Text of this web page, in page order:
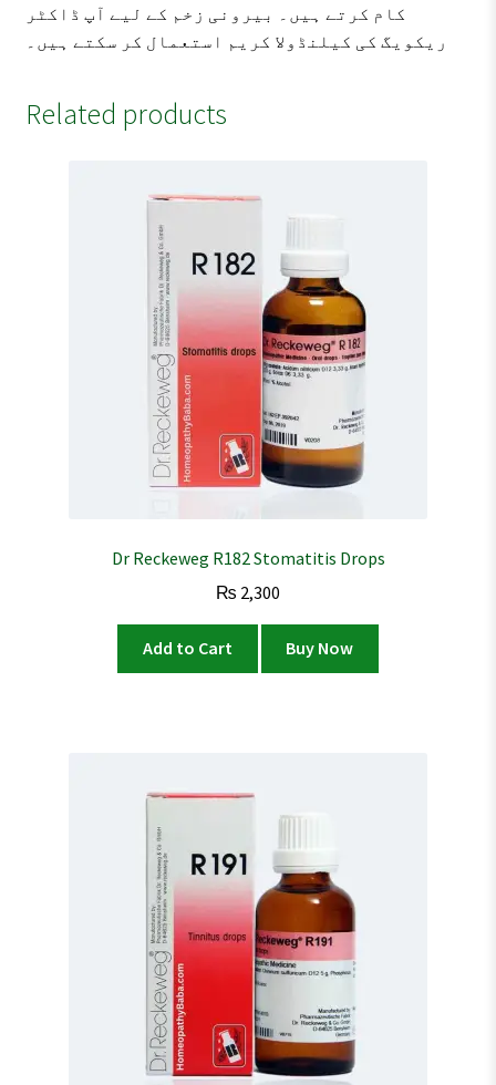
کام کرتے ہیں۔ بیرونی زخم کے لیے آپ ڈاکٹر
ریکویگ کی کیلنڈولا کریم استعمال کر سکتے ہیں۔
Related products
Dr Reckeweg R182 Stomatitis Drops
₨ 2,300
Add to Cart Buy Now